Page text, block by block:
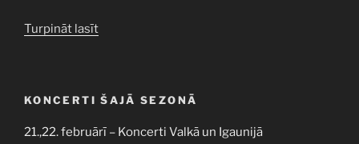
Turpināt lasīt“Latvijas
sasniegumi
Starptautiskajā
KONCERTI ŠAJĀ SEZONĀ
21.,22. februārī – Koncerti Valkā un Igaunijā